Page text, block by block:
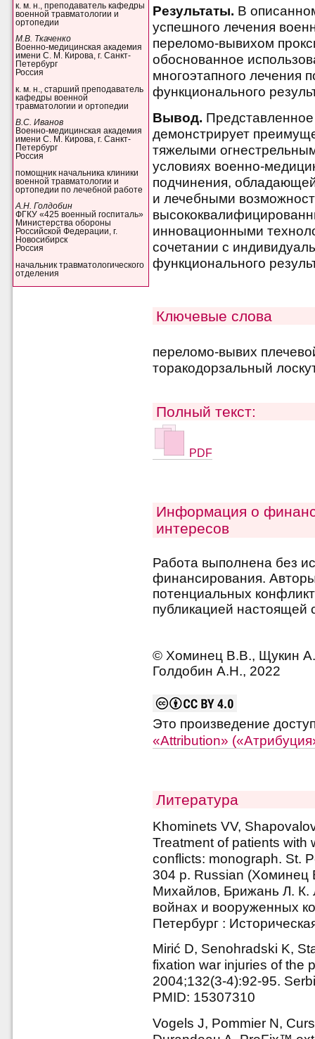
к. м. н., преподаватель кафедры
военной травматологии и
ортопедии
М.В. Ткаченко
Военно-медицинская академия
имени С. М. Кирова, г. Санкт-
Петербург
Россия
к. м. н., старший преподаватель
кафедры военной
травматологии и ортопедии
В.С. Иванов
Военно-медицинская академия
имени С. М. Кирова, г. Санкт-
Петербург
Россия
помощник начальника клиники
военной травматологии и
ортопедии по лечебной работе
А.Н. Голдобин
ФГКУ «425 военный госпиталь»
Министерства обороны
Российской Федерации, г.
Новосибирск
Россия
начальник травматологического
отделения
Результаты. В
успешного лечения
переломо-вывихом
обоснованное
многоэтапного лечения
функционального
Вывод.
демонстрирует
тяжелыми
условиях военно-
подчинения,
и лечебными
инновационными
сочетании с
функционального
Ключевые слова
переломо-вывих
торакодорзальный
Полный текст:
PDF
Информация о
интересов
Работа выполнена без
финансирования.
потенциальных
публикацией настоящей
© Хоминец В.В., Щукин
Голдобин А.Н., 2022
Это произведение
«Attribution»
Литература
Khominets VV,
Treatment of patients with
conflicts: monograph. St.
304 p. Russian
Михайлов, Брижань Л. К.
войнах и вооруженных
Петербург :
Mirić D, Senohradski K,
fixation war injuries of the
2004;132(3-4):92-95.
PMID: 15307310
Vogels J, Pommier N,